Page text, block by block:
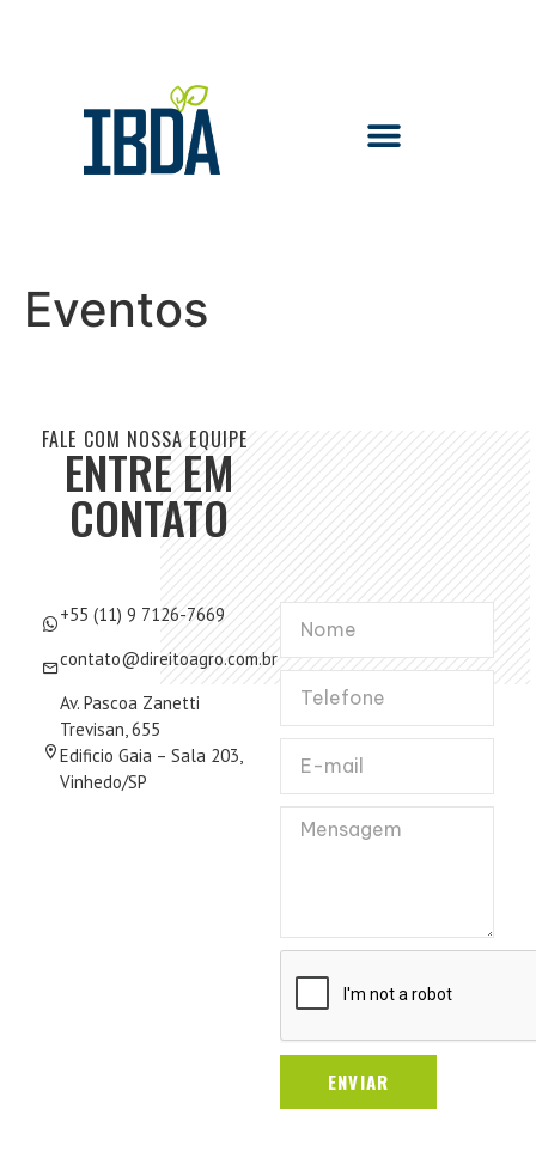
Eventos
FALE COM NOSSA EQUIPE
ENTRE EM
CONTATO
+55 (11) 9 7126-7669
contato@direitoagro.com.br
Av. Pascoa Zanetti
Trevisan, 655
Edificio Gaia – Sala 203,
Vinhedo/SP
ENVIAR